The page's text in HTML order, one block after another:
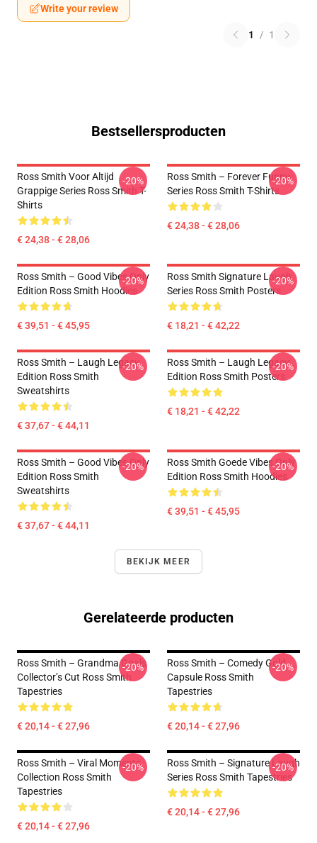
Write your review
1 / 1
Bestsellersproducten
Ross Smith Voor Altijd
Grappige Series Ross Smith T-
Shirts
€ 24,38 - € 28,06
-20%
Ross Smith – Forever Funny
Series Ross Smith T-Shirts
€ 24,38 - € 28,06
-20%
Ross Smith – Good Vibes Only
Edition Ross Smith Hoodies
€ 39,51 - € 45,95
-20%
Ross Smith Signature Laugh
Series Ross Smith Posters
€ 18,21 - € 42,22
-20%
Ross Smith – Laugh Legacy
Edition Ross Smith
Sweatshirts
€ 37,67 - € 44,11
-20%
Ross Smith – Laugh Legacy
Edition Ross Smith Posters
€ 18,21 - € 42,22
-20%
Ross Smith – Good Vibes Only
Edition Ross Smith
Sweatshirts
€ 37,67 - € 44,11
-20%
Ross Smith Goede Vibes Only
Edition Ross Smith Hoodies
€ 39,51 - € 45,95
-20%
BEKIJK MEER
Gerelateerde producten
Ross Smith – Grandma Goals
Collector’s Cut Ross Smith
Tapestries
€ 20,14 - € 27,96
-20%
Ross Smith – Comedy Gold
Capsule Ross Smith
Tapestries
€ 20,14 - € 27,96
-20%
Ross Smith – Viral Moments
Collection Ross Smith
Tapestries
€ 20,14 - € 27,96
-20%
Ross Smith – Signature Laugh
Series Ross Smith Tapestries
€ 20,14 - € 27,96
-20%